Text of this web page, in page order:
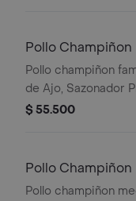
Pollo Champiñon
Pollo champiñon
de Ajo, Sazonador
Pepperoncini.
$ 55.500
Pollo Champiñon
Pollo champiñon